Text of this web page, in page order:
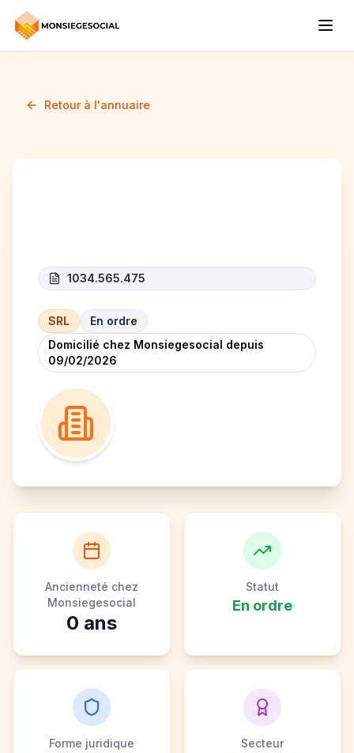
Retour à l'annuaire
1034.565.475
SRL
En ordre
Domicilié chez Monsiegesocial depuis
09/02/2026
Ancienneté chez
Monsiegesocial
0 ans
Statut
En ordre
Forme juridique Secteur